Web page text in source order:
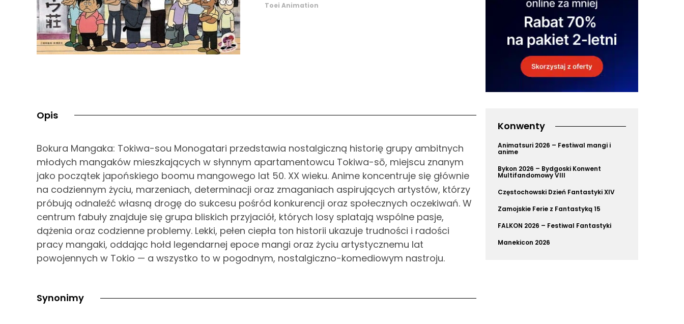
Toei Animation
Opis
Bokura Mangaka: Tokiwa-sou Monogatari przedstawia nostalgiczną historię grupy ambitnych
młodych mangaków mieszkających w słynnym apartamentowcu Tokiwa-sō, miejscu znanym
jako początek japońskiego boomu mangowego lat 50. XX wieku. Anime koncentruje się głównie
na codziennym życiu, marzeniach, determinacji oraz zmaganiach aspirujących artystów, którzy
próbują odnaleźć własną drogę do sukcesu pośród konkurencji oraz społecznych oczekiwań. W
centrum fabuły znajduje się grupa bliskich przyjaciół, których losy splatają wspólne pasje,
dążenia oraz codzienne problemy. Lekki, pełen ciepła ton historii ukazuje trudności i radości
pracy mangaki, oddając hołd legendarnej epoce mangi oraz życiu artystycznemu lat
powojennych w Tokio — a wszystko to w pogodnym, nostalgiczno-komediowym nastroju.
Synonimy
Konwenty
Animatsuri 2026 – Festiwal mangi i
anime
Bykon 2026 – Bydgoski Konwent
Multifandomowy VIII
Częstochowski Dzień Fantastyki XIV
Zamojskie Ferie z Fantastyką 15
FALKON 2026 – Festiwal Fantastyki
Manekicon 2026